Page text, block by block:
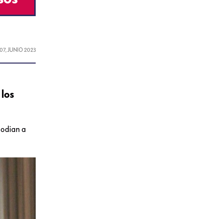
07, JUNIO 2023
a